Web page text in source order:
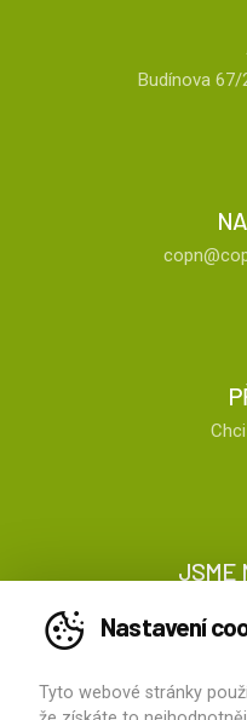
Nastavení
Tyto webové stránky
Budínova 67/
JSME